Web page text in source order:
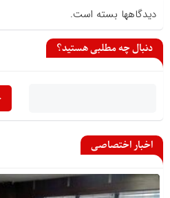
دیدگاهها بسته است.
دنبال چه مطلبی هستید؟
اخبار اختصاصی